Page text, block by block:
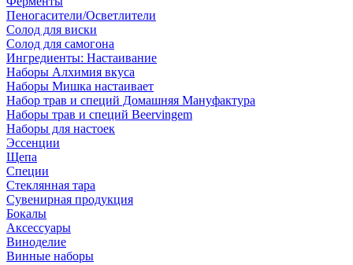
Пеногасители/Осветлители
Солод для виски
Солод для самогона
Ингредиенты: Настаивание
Наборы Алхимия вкуса
Наборы Мишка настаивает
Набор трав и специй Домашняя Мануфактура
Наборы трав и специй Beervingem
Наборы для настоек
Эссенции
Щепа
Специи
Стеклянная тара
Сувенирная продукция
Бокалы
Аксессуары
Виноделие
Винные наборы